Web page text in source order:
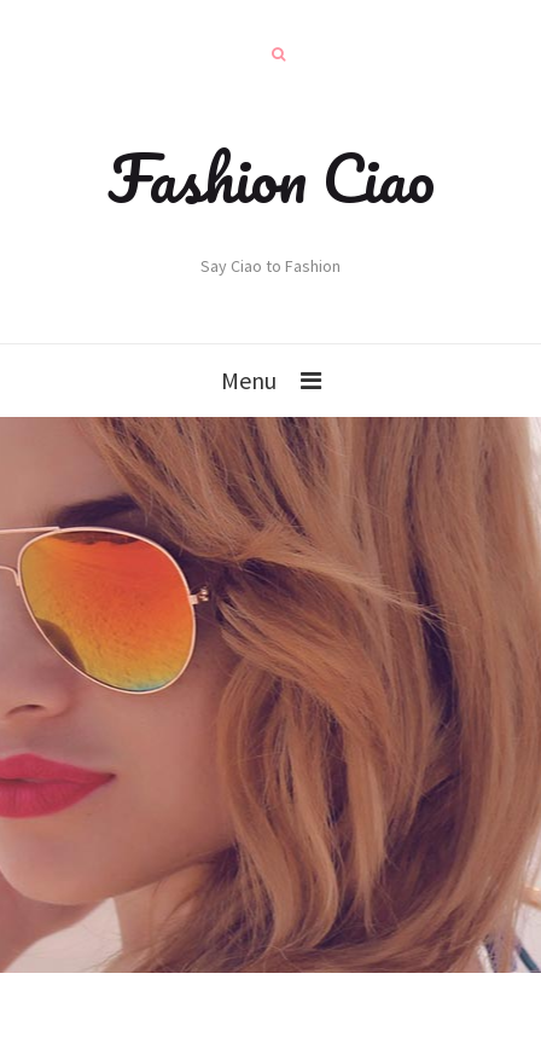
Fashion Ciao
Say Ciao to Fashion
Menu